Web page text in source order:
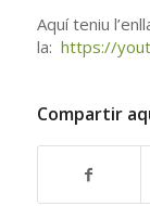
Aquí teniu
la: https://
Compartir